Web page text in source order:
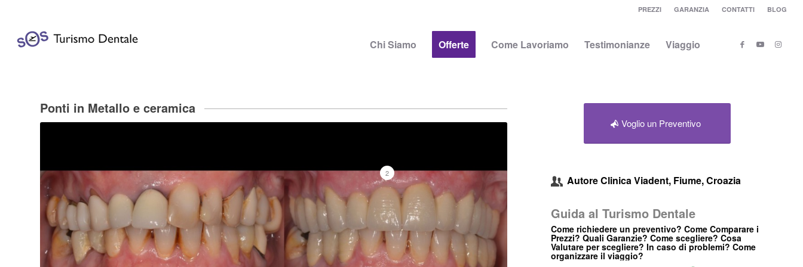
PREZZI GARANZIA CONTATTI BLOG
Chi Siamo Offerte Come Lavoriamo Testimonianze Viaggio
Ponti in Metallo e ceramica
2
Voglio un Preventivo
AutoreClinica Viadent, Fiume, Croazia
Guida al Turismo Dentale
Come richiedere un preventivo? Come Comparare i
Prezzi? Quali Garanzie? Come scegliere? Cosa
Valutare per scegliere? In caso di problemi? Come
organizzare il viaggio?